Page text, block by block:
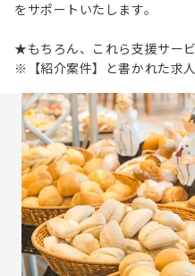
をサポートいたします。
★もちろん、これら支援サー
※【紹介案件】と書かれた求人